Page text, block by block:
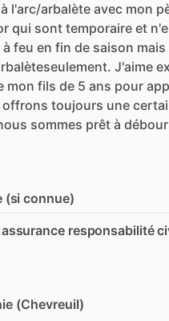
à l'arc​/​arbalète avec mon
qui sont temporaire et
à feu en fin de saison mais
J'aime
mon fils de 5 ans pour
offrons toujours une
sommes prêt à
(si connue)
responsabilité
(Chevreuil)